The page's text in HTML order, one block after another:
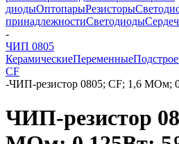
диодыОптопарыРезисторы
принадлежностиСветодиоды
-
ЧИП 0805
КерамическиеПеременные
CF
-ЧИП-резистор 0805; CF; 1,6 МОм;
ЧИП-резистор